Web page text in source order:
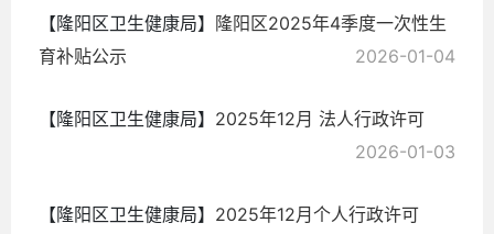
【隆阳区卫生健康局】 隆阳区2025年4季度一次性生
育补贴公示
2026-01-04
【隆阳区卫生健康局】 2025年12月 法人行政许可
2026-01-03
【隆阳区卫生健康局】 2025年12月个人行政许可